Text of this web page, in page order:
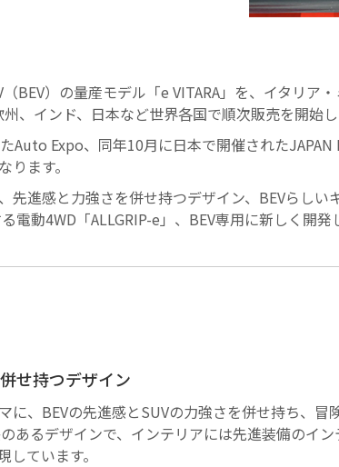
BEV）の量産モデル「e VITARA」を、イタリ
、インド、日本など世界各国で順次販売を開始し
Auto Expo、同年10月に日本で開催された
ます。
進感と力強さを併せ持つデザイン、BEVらし
動4WD「ALLGRIP-e」、BEV専用に新しく開
せ持つデザイン
、BEVの先進感とSUVの力強さを併せ持ち、
あるデザインで、インテリアには先進装備のイ
ています。